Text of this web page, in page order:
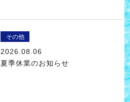
その他
2026.08.06
夏季休業のお知らせ